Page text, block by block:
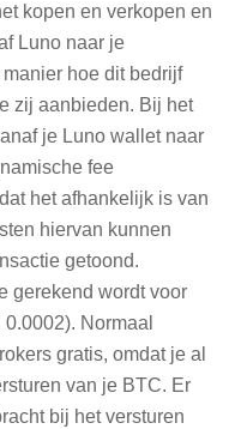
kopen en verkopen en
Luno naar je
hoe dit bedrijf
zij aanbieden. Bij het
je Luno wallet naar
fee
het afhankelijk is van
hiervan kunnen
getoond.
gerekend wordt voor
Normaal
gratis, omdat je al
van je BTC. Er
bij het versturen